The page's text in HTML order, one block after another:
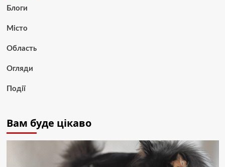
Блоги
Місто
Область
Огляди
Події
Вам буде цікаво